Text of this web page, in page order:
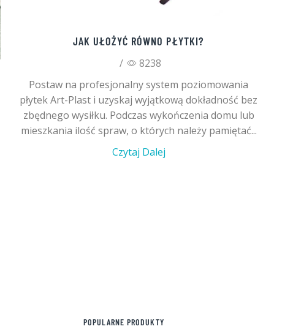
JAK UŁOŻYĆ RÓWNO PŁYTKI?
/
8238
Postaw na profesjonalny system poziomowania
płytek Art-Plast i uzyskaj wyjątkową dokładność bez
zbędnego wysiłku. Podczas wykończenia domu lub
mieszkania ilość spraw, o których należy pamiętać...
Czytaj Dalej
POPULARNE PRODUKTY